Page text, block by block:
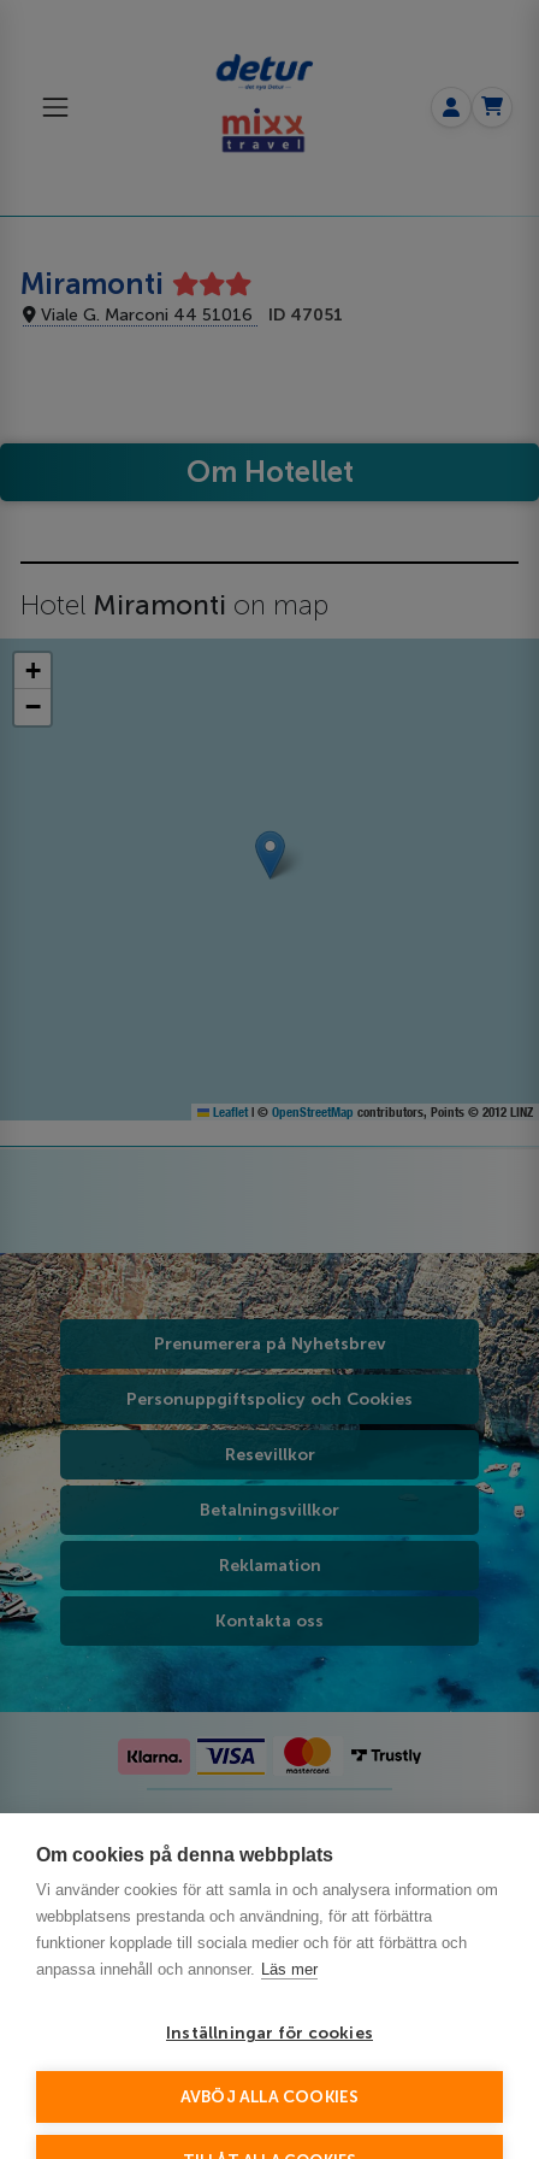
Om cookies på denna webbplats
Vi använder cookies för att samla in och analysera information om
webbplatsens prestanda och användning, för att förbättra
funktioner kopplade till sociala medier och för att förbättra och
anpassa innehåll och annonser. Läs mer
Inställningar för cookies
AVBÖJ ALLA COOKIES
Miramonti
Viale G. Marconi 44 51016 ID 47051
Om Hotellet
Hotel Miramonti on map
+
−
Leaflet | © OpenStreetMap contributors, Points © 2012 LINZ
Prenumerera på Nyhetsbrev
Personuppgiftspolicy och Cookies
Resevillkor
Betalningsvillkor
Reklamation
Kontakta oss
This site is protected by reCAPTCHA and the Google
andTerms of Service apply.